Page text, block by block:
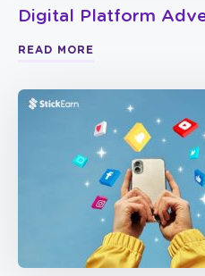
Digital Platform
READ MORE